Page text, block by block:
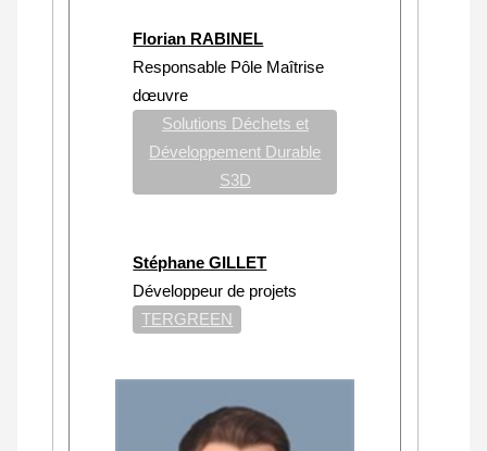
Florian RABINEL
Responsable Pôle Maîtrise
dœuvre
Solutions Déchets et
Développement Durable
S3D
Stéphane GILLET
Développeur de projets
TERGREEN